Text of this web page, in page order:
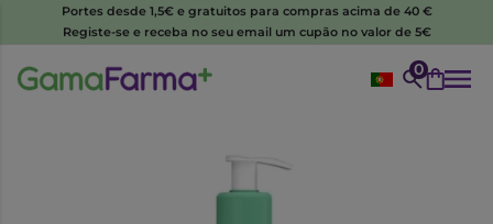
Portes desde 1,5€ e gratuitos para compras acima de 40 €
Registe-se e receba no seu email um cupão no valor de 5€
0